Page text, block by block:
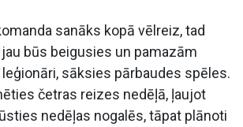
sanāks kopā vēlreiz, tad
būs beigusies un pamazām
sāksies pārbaudes spēles.
četras reizes nedēļā, ļaujot
nedēļas nogalēs, tāpat plānoti